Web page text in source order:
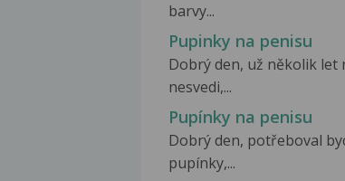
barvy...
Pupinky na penisu
Dobrý den, už několik let
nesvedi,...
Pupínky na penisu
Dobrý den, potřeboval
pupínky,...